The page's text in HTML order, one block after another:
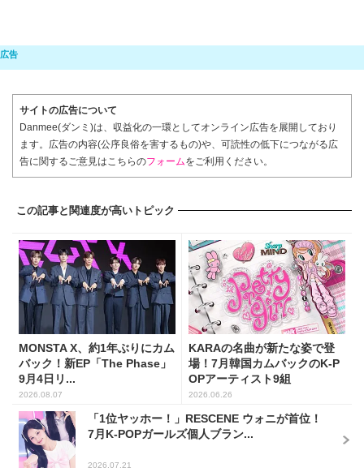
サイトの広告について
Danmee(ダンミ)は、収益化の一環としてオンライン広告を展開しており
ます。広告の内容(公序良俗を害するもの)や、可読性の低下につながる広
告に関するご意見はこちらのフォームをご利用ください。
この記事と関連度が高いトピック
MONSTA X、約1年ぶりにカム
バック！新EP「The Phase」
9月4日リ...
2026.08.07
KARAの名曲が新たな姿で登
場！7月韓国カムバックのK-P
OPアーティスト9組
2026.06.26
「1位ヤッホー！」RESCENE ウォニが首位！
7月K-POPガールズ個人ブラン...
2026.07.21